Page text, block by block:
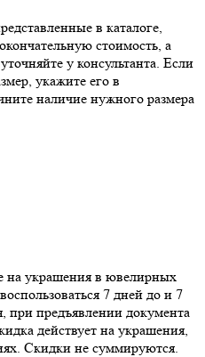
в каталоге,
стоимость, а
у консультанта. Если
укажите его в
наличие нужного размера
на украшения в ювелирных
7 дней до и 7
при предъявлении документа
действует на украшения,
Скидки не суммируются.